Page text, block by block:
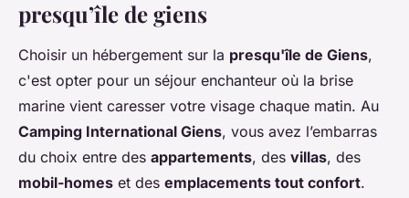
presqu’île de giens
Choisir un hébergement sur la presqu'île de Giens,
c'est opter pour un séjour enchanteur où la brise
marine vient caresser votre visage chaque matin. Au
Camping International Giens, vous avez l’embarras
du choix entre des appartements, des villas, des
mobil-homes et des emplacements tout confort.